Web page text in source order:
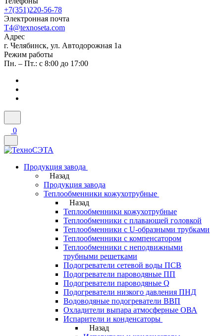
+7(351)220-56-78
Электронная почта
T4@texnoseta.com
Адрес
г. Челябинск, ул. Автодорожная 1а
Режим работы
Пн. – Пт.: с 8:00 до 17:00
0
Продукция завода
Назад
Продукция завода
Теплообменники кожухотрубные
Назад
Теплообменники кожухотрубные
Теплообменники с плавающей головкой
Теплообменники с U-образными трубками
Теплообменники с компенсатором
Теплообменники с неподвижными
трубными решетками
Подогреватели сетевой воды ПСВ
Подогреватели пароводяные ПП
Подогреватели пароводяные Q
Подогреватели низкого давления ПНД
Водоводяные подогреватели ВВП
Охладители выпара атмосферные ОВА
Испарители и конденсаторы
Назад